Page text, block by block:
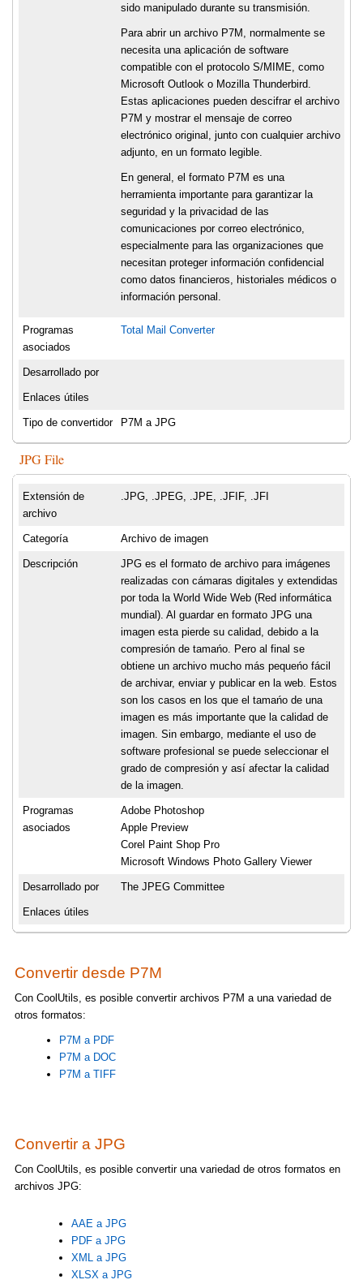
sido manipulado durante su transmisión.
Para abrir un archivo P7M, normalmente se
necesita una aplicación de software
compatible con el protocolo S/MIME, como
Microsoft Outlook o Mozilla Thunderbird.
Estas aplicaciones pueden descifrar el archivo
P7M y mostrar el mensaje de correo
electrónico original, junto con cualquier archivo
adjunto, en un formato legible.
En general, el formato P7M es una
herramienta importante para garantizar la
seguridad y la privacidad de las
comunicaciones por correo electrónico,
especialmente para las organizaciones que
necesitan proteger información confidencial
como datos financieros, historiales médicos o
información personal.
Programas
asociados
Total Mail Converter
Desarrollado por
Enlaces útiles
Tipo de convertidor P7M a JPG
JPG File
Extensión de
archivo
.JPG, .JPEG, .JPE, .JFIF, .JFI
Categoría Archivo de imagen
Descripción
JPG es el formato de archivo para imágenes
realizadas con cámaras digitales y extendidas
por toda la World Wide Web (Red informática
mundial). Al guardar en formato JPG una
imagen esta pierde su calidad, debido a la
compresión de tamańo. Pero al final se
obtiene un archivo mucho más pequeńo fácil
de archivar, enviar y publicar en la web. Estos
son los casos en los que el tamańo de una
imagen es más importante que la calidad de
imagen. Sin embargo, mediante el uso de
software profesional se puede seleccionar el
grado de compresión y así afectar la calidad
de la imagen.
Programas
asociados
Adobe Photoshop
Apple Preview
Corel Paint Shop Pro
Microsoft Windows Photo Gallery Viewer
Desarrollado por The JPEG Committee
Enlaces útiles
Convertir desde P7M
Con CoolUtils, es posible convertir archivos P7M a una variedad de
otros formatos:
P7M a PDF
P7M a DOC
P7M a TIFF
Convertir a JPG
Con CoolUtils, es posible convertir una variedad de otros formatos en
archivos JPG:
AAE a JPG
PDF a JPG
XML a JPG
XLSX a JPG